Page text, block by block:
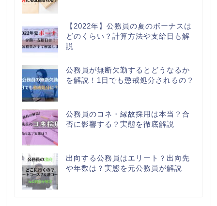
【2022年】公務員の夏のボーナスは
どのくらい？計算方法や支給日も解
説
公務員が無断欠勤するとどうなるか
を解説！1日でも懲戒処分されるの？
公務員のコネ・縁故採用は本当？合
否に影響する？実態を徹底解説
出向する公務員はエリート？出向先
や年数は？実態を元公務員が解説